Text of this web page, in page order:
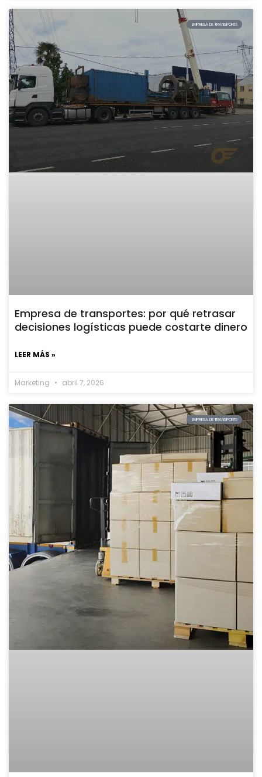
EMPRESA DE TRANSPORTE
Empresa de transportes: por qué retrasar
decisiones logísticas puede costarte dinero
LEER MÁS »
Marketing abril 7, 2026
EMPRESA DE TRANSPORTE